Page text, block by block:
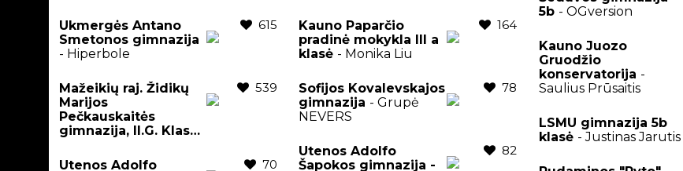
5b - OGversion
Ukmergės Antano
Smetonos gimnazija
- Hiperbole
615
Kauno Paparčio
pradinė mokykla III a
klasė - Monika Liu
164
Kauno Juozo
Gruodžio
konservatorija -
Saulius Prūsaitis
Mažeikių raj. Židikų
Marijos
Pečkauskaitės
gimnazija, II.G. Klasė
539
Sofijos Kovalevskajos
gimnazija - Grupė
NEVERS
78
LSMU gimnazija 5b
klasė - Justinas Jarutis
Utenos Adolfo
Šapokos gimnazija -
82
Utenos Adolfo
70